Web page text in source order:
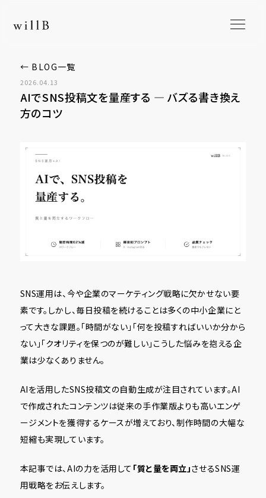
← BLOG一覧
2026.04.13
AIでSNS投稿文を量産する ― バズる書き換え
方のコツ
SNS運用は、今や企業のマーケティング戦略に欠かせない要
素です。しかし、毎日投稿を続けることは多くの中小企業にと
って大きな課題。「時間がない」「何を投稿すればいいか分から
ない」「クオリティを保つのが難しい」――こうした悩みを抱える企
業は少なくありません。
AIを活用したSNS投稿文の自動生成が注目されています。AI
で作成されたコンテンツは従来の手作業版よりも高いエンゲ
ージメントを獲得するケースが増えており、制作時間の大幅な
短縮も実現しています。
本記事では、AIの力を活用して 「質と量を両立」させるSNS運
用戦略をお伝えします。